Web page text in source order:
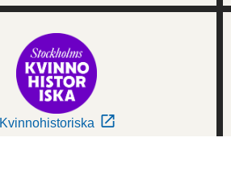
Kvinnohistoriska